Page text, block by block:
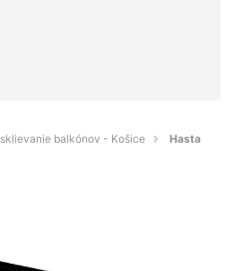
balkónov - Košice
Hasta